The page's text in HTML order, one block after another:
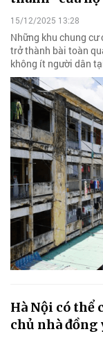
15/12/2025 13:28
Những khu chung cư
trở thành bài toàn
không ít người dân
Hà Nội có thể
chủ nhà đồng